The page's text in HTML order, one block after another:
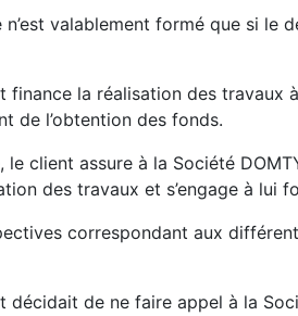
n’est valablement formé que si
la réalisation des travaux
de l’obtention des fonds.
le client assure à la Société
des travaux et s’engage à
correspondant aux
décidait de ne faire appel à la